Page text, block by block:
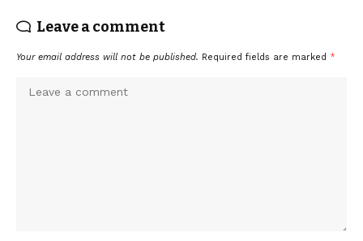
Leave a comment
Your email address will not be published. Required fields are marked *